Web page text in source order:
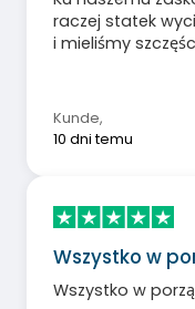
raczej statek
i mieliśmy
porządku.
Kunde,
10 dni temu
Wszystko w
Wszystko w